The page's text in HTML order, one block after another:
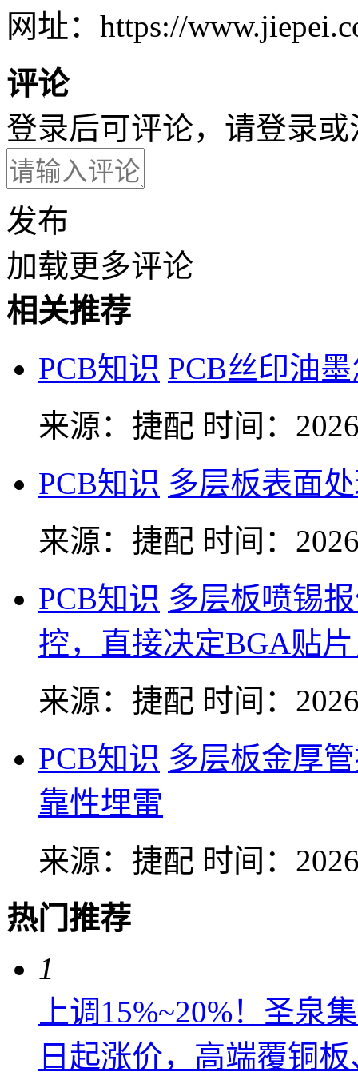
网址：https://
评论
登录后可评论，请登录或
发布
加载更多评论
相关推荐
PCB知识 PCB丝印油
来源：捷配 时间：
PCB知识 多层板表面
来源：捷配 时间：
PCB知识 多层板喷锡
控，直接决定BGA贴
来源：捷配 时间：
PCB知识 多层板金厚
靠性埋雷
来源：捷配 时间：
热门推荐
1
上调15%~20%！圣泉
日起涨价，高端覆铜